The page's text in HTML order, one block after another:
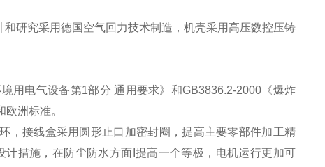
研究采用德国空气回力技术制造，机壳采用高压数控压铸
用电气设备第1部分 通用要求》和GB3836.2-2000《爆炸
洲标准。
，接线盒采用圆形止口加密封圈，提高主要零部件加工精
措施，在防尘防水方面I提高一个等极，电机运行更加可